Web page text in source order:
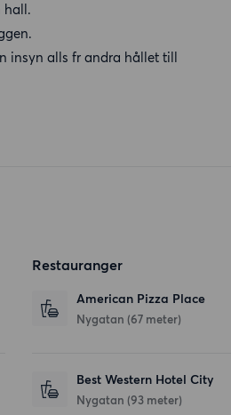
hall.
insyn alls fr andra hållet till
Restauranger
American Pizza Place
Nygatan (67 meter)
Best Western Hotel City
Nygatan (93 meter)